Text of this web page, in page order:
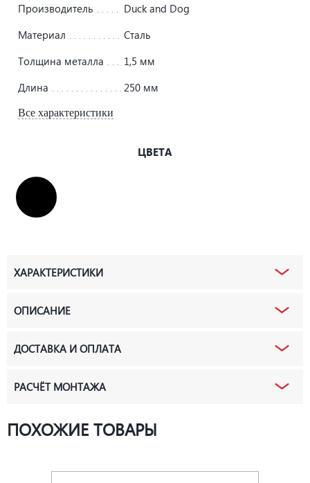
Производитель
Duck and Dog
Материал
Сталь
Толщина металла
1,5 мм
Длина
250 мм
Все характеристики
ЦВЕТА
ХАРАКТЕРИСТИКИ
ОПИСАНИЕ
ДОСТАВКА И ОПЛАТА
РАСЧЁТ МОНТАЖА
ПОХОЖИЕ ТОВАРЫ